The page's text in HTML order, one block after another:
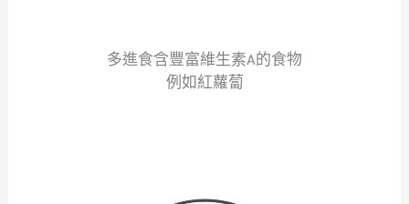
多進食含豐富維生素A的食物
例如紅蘿蔔